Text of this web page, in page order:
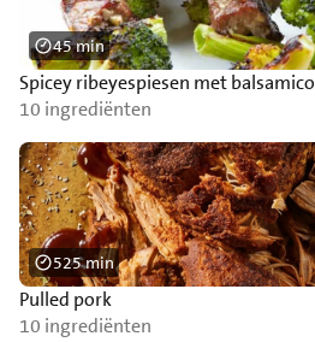
Spicey ribeyespiesen met balsamico
10 ingrediënten
45 min
Pulled pork
10 ingrediënten
525 min